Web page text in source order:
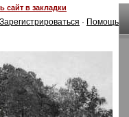
сайт в закладки
Зарегистрироваться · Помощь